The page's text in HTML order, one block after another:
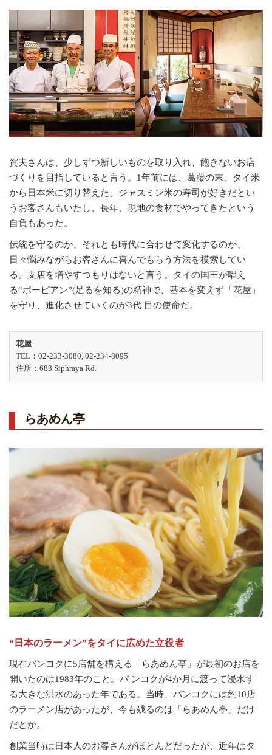
賀夫さんは、少しずつ新しいものを取り入れ、飽きないお店
づくりを目指していると言う。1年前には、葛藤の末、タイ米
から日本米に切り替えた。ジャスミン米の寿司が好きだとい
うお客さんもいたし、長年、現地の食材でやってきたという
自負もあった。
伝統を守るのか、それとも時代に合わせて変化するのか、
日々悩みながらお客さんに喜んでもらう方法を模索してい
る。支店を増やすつもりはないと言う。タイの国王が唱え
る“ポーピアン”(足るを知る)の精神で、基本を変えず「花屋」
を守り、進化させていくのが3代 目の使命だ。
花屋
TEL：02-233-3080, 02-234-8095
住所：683 Siphraya Rd.
らあめん亭
“日本のラーメン”をタイに広めた立役者
現在バンコクに5店舗を構える「らあめん亭」が最初のお店を
開いたのは1983年のこと。バ ンコクが4か月に渡って浸水す
る大きな洪水のあった年である。当時、バンコクには約10店
のラーメン店があったが、今も残るのは「らあめん亭」だけ
だとか。
創業当時は日本人のお客さんがほとんどだったが、近年はタ